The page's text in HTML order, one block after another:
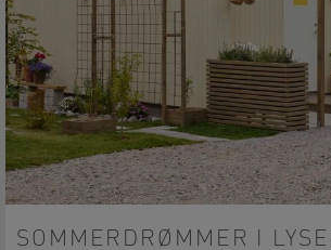
SOMMERDRØMMER I